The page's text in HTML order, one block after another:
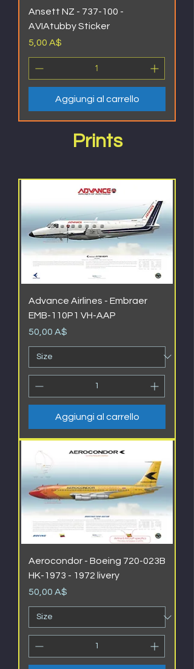
Ansett NZ - 737-100 -
AVIAtubby Sticker
Prezzo
5,00 A$
Aggiungi al carrello
Prints
Advance Airlines - Embraer
EMB-110P1 VH-AAP
Prezzo
50,00 A$
Aggiungi al carrello
Aerocondor - Boeing 720-023B
HK-1973 - 1972 livery
Prezzo
50,00 A$